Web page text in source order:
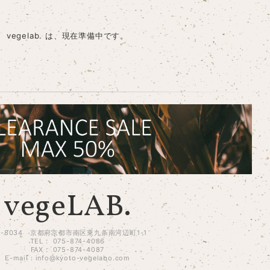
vegelab. は、現在準備中です。
vegeLAB.
8034 京都府京都市南区東九条南河辺町1-1
TEL： 075-874-4086
FAX： 075-874-4087
E-mail： info@kyoto-vegelabo.com